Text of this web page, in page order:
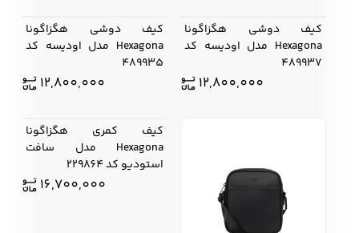
کیف دوشی هگزاگونا
Hexagona مدل اودیسه کد
489937
12,800,000
کیف دوشی هگزاگونا
Hexagona مدل اودیسه کد
489935
12,800,000
کیف کمری هگزاگونا
Hexagona مدل سافت
استودیو کد 229864
16,700,000